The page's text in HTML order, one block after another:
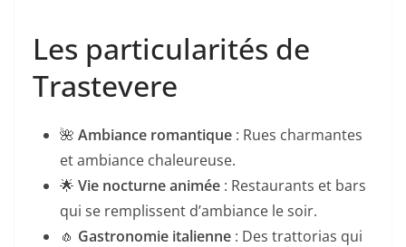
Les particularités de
Trastevere
🌺 Ambiance romantique : Rues charmantes
et ambiance chaleureuse.
🌟 Vie nocturne animée : Restaurants et bars
qui se remplissent d’ambiance le soir.
🧄 Gastronomie italienne : Des trattorias qui